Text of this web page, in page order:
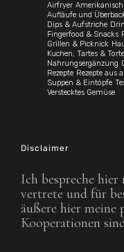
Airfryer Amerikanisch
Aufläufe und
Dips & Aufstriche
Fingerfood & Snacks
Grillen & Picknick
Kuchen, Tartes &
Nahrungsergänzung
Rezepte Rezepte aus
Suppen & Eintöpfe
Verstecktes Gemüse
Disclaimer
Ich bespreche
vertrete und für
äußere hier meine
Kooperationen